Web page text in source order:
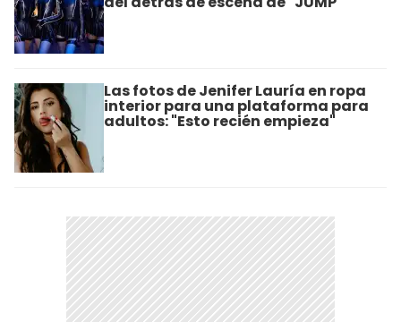
Las fotos de Jenifer Lauría en ropa
interior para una plataforma para
adultos: "Esto recién empieza"